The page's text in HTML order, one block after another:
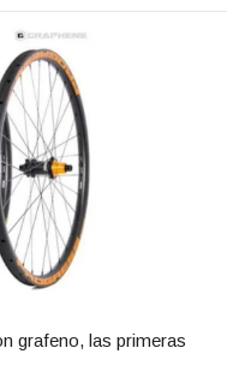
grafeno, las primeras